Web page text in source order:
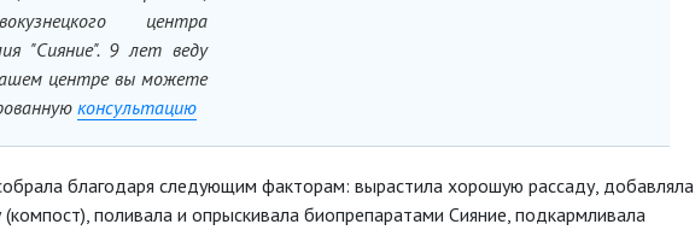
центра
"Сияние". 9 лет веду
центре вы можете
консультацию
благодаря следующим факторам: вырастила хорошую рассаду, добавляла
(компост), поливала и опрыскивала биопрепаратами Сияние, подкармливала